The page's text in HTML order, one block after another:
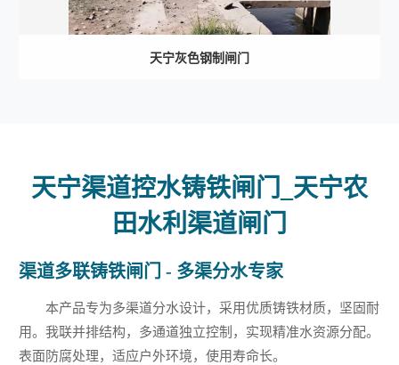
天宁灰色钢制闸门
天宁渠道控水铸铁闸门_天宁农
田水利渠道闸门
渠道多联铸铁闸门 - 多渠分水专家
本产品专为多渠道分水设计，采用优质铸铁材质，坚固耐
用。我联并排结构，多通道独立控制，实现精准水资源分配。
表面防腐处理，适应户外环境，使用寿命长。